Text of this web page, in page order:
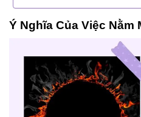
Ý Nghĩa Của Việc Nằm